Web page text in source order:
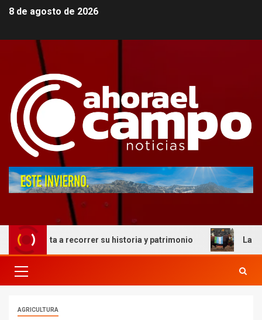
8 de agosto de 2026
a recorrer su historia y patrimonio La genética
AGRICULTURA